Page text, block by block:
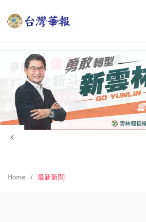
Home 最新新聞